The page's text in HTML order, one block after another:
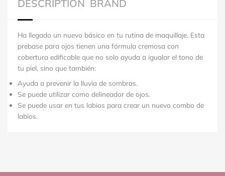
DESCRIPTION BRAND
Ha llegado un nuevo básico en tu rutina de maquillaje. Esta
prebase para ojos tienen una fórmula cremosa con
cobertura edificable que no solo ayuda a igualar el tono de
tu piel, sino que también:
Ayuda a prevenir la lluvia de sombras.
Se puede utilizar como delineador de ojos.
Se puede usar en tus labios para crear un nuevo combo de
labios.